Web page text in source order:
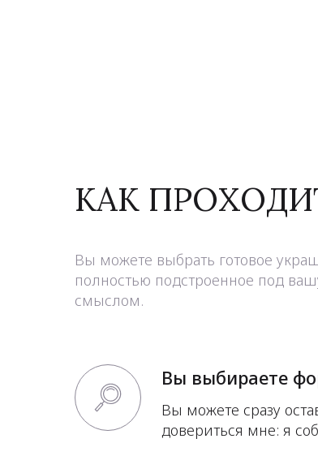
КАК
Вы можете выбрать готовое
полностью подстроенное под
смыслом.
Вы выбираете
Вы можете сразу
довериться мне: я